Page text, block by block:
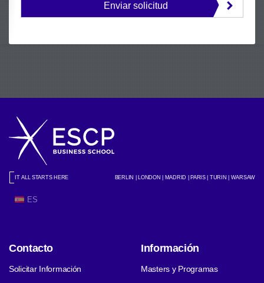
Enviar solicitud
IT ALL STARTS HERE BERLIN | LONDON | MADRID | PARIS | TURIN | WARSAW
ES
Contacto
Solicitar Información
Información
Masters y Programas